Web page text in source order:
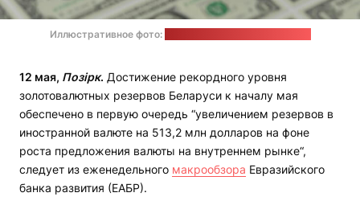
Иллюстративное фото:
12 мая, Позірк. Достижение рекордного уровня
золотовалютных резервов Беларуси к началу мая
обеспечено в первую очередь “увеличением резервов в
иностранной валюте на 513,2 млн долларов на фоне
роста предложения валюты на внутреннем рынке“,
следует из еженедельного макрообзора Евразийского
банка развития (ЕАБР).